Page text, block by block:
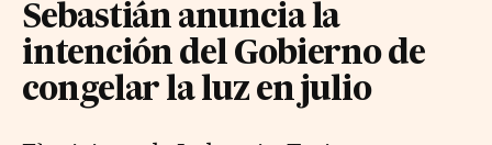
Sebastián anuncia la
intención del Gobierno de
congelar la luz en julio